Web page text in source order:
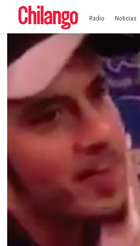
Radio Noticias